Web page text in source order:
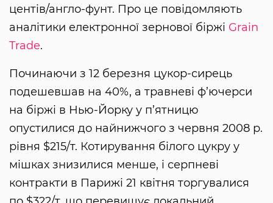
центів/англо-фунт. Про це повідомляють
аналітики електронної зернової біржі Grain
Trade.
Починаючи з 12 березня цукор-сирець
подешевшав на 40%, а травневі ф’ючерси
на біржі в Нью-Йорку у п’ятницю
опустилися до найнижчого з червня 2008 р.
рівня $215/т. Котирування білого цукру у
мішках знизилися менше, і серпневі
контракти в Парижі 21 квітня торгувалися